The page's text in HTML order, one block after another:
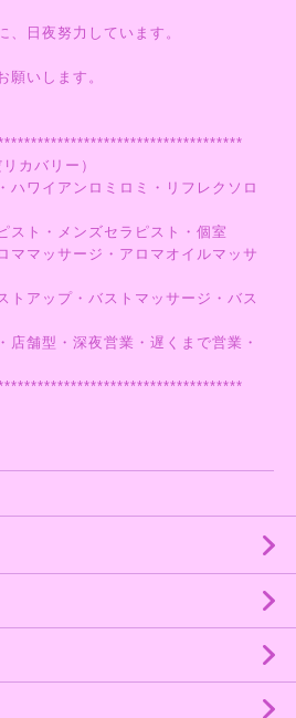
、日夜努力しています。
願いします。
カバリー）
ハワイアンロミロミ・リフレクソロ
スト・メンズセラピスト・個室
ママッサージ・アロマオイルマッサ
トアップ・バストマッサージ・バス
店舗型・深夜営業・遅くまで営業・